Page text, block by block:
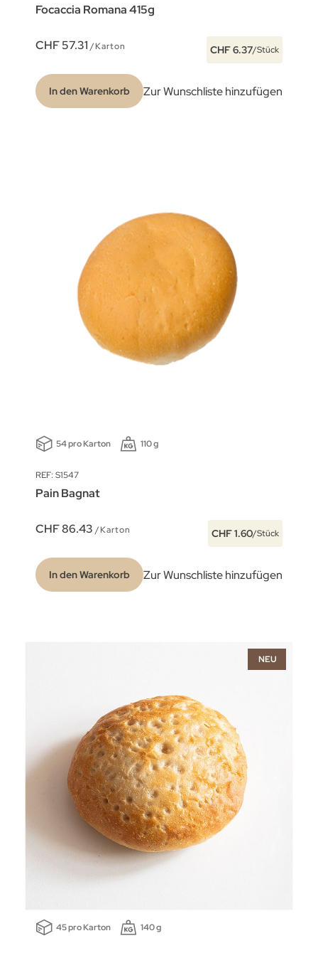
Focaccia Romana 415g
CHF 57.31 /Karton CHF 6.37/Stück
In den Warenkorb Zur Wunschliste hinzufügen
54 pro Karton 110 g
REF: S1547
Pain Bagnat
CHF 86.43 /Karton CHF 1.60/Stück
In den Warenkorb Zur Wunschliste hinzufügen
NEU
45 pro Karton 140 g